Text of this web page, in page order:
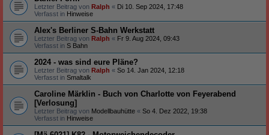
Letzter Beitrag von Ralph « Di 10. Sep 2024, 17:48
Verfasst in Hinweise
Alex's Berliner S-Bahn Werkstatt
Letzter Beitrag von Ralph « Fr 9. Aug 2024, 09:43
Verfasst in S Bahn
2024 - was sind eure Pläne?
Letzter Beitrag von Ralph « So 14. Jan 2024, 12:18
Verfasst in Smaltalk
Caroline Märklin - Buch von Charlotte von Feyerabend
[Verlosung]
Letzter Beitrag von Modellbauhütte « So 4. Dez 2022, 19:38
Verfasst in Hinweise